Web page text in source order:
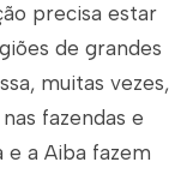
precisa estar
de grandes
muitas vezes,
fazendas e
e a Aiba fazem